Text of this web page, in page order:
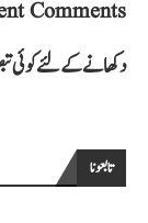
Comments
دکھانے کے لئے کوئی
تابعونا